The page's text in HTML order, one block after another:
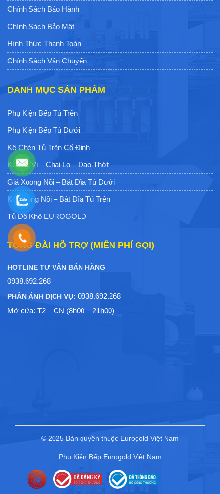
Chính Sách Bảo Hành
Chính Sách Bảo Mật
Hình Thức Thanh Toán
Chính Sách Vận Chuyển
DANH MỤC SẢN PHẨM
Phụ Kiện Bếp Tủ Trên
Phụ Kiện Bếp Tủ Dưới
Kệ Chén Tủ Trên Cố Định
Kệ Gia Vị – Chai Lọ – Dao Thớt
Giá Xoong Nồi – Bát Đĩa Tủ Dưới
Kệ Xoong Nồi – Bát Đĩa Tủ Trên
Tủ Đồ Khô EUROGOLD
TỔNG ĐÀI HỖ TRỢ (MIỄN PHÍ GỌI)
HOTLINE TƯ VẤN BÁN HÀNG
0938.692.268
PHẢN ÁNH DỊCH VỤ: 0938.692.268
Mở cửa: T2 – CN (8h00 – 21h00)
© 2025 Bản quyền thuộc Eurogold Việt Nam
Phụ Kiện Bếp Eurogold Việt Nam